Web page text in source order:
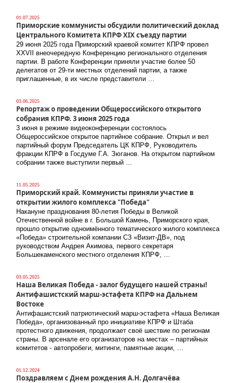
01.07.2025
Приморские коммунисты обсудили политический доклад
Центрального Комитета КПРФ XIX съезду партии
29 июня 2025 года Приморский краевой комитет КПРФ провел
XXVII внеочередную Конференцию регионального отделения
партии. В работе Конференции приняли участие более 50
делегатов от 29-ти местных отделений партии, а также
приглашенные, в их числе представители …
03.06.2025
Репортаж о проведении Общероссийского открытого
собрания КПРФ. 3 июня 2025 года
3 июня в режиме видеоконференции состоялось
Общероссийское открытое партийное собрание. Открыл и вел
партийный форум Председатель ЦК КПРФ, Руководитель
фракции КПРФ в Госдуме Г.А. Зюганов. На открытом партийном
собрании также выступили первый …
11.05.2025
Приморский край. Коммунисты приняли участие в
открытии жилого комплекса "Победа"
Накануне празднования 80-летия Победы в Великой
Отечественной войне в г. Большой Камень, Приморского края,
прошло открытие одноимённого тематического жилого комплекса
«Победа» строительной компании СЗ «Визит-ДВ», под
руководством Андрея Акимова, первого секретаря
Большекаменского местного отделения КПРФ, …
03.05.2025
Наша Великая Победа - залог будущего нашей страны!
Антифашистский марш-эстафета КПРФ на Дальнем
Востоке
Антифашистский патриотический марш-эстафета «Наша Великая
Победа», организованный про инициативе КПРФ и Штаба
протестного движения, продолжает своё шествие по регионам
страны. В арсенале его организаторов на местах – партийных
комитетов - автопробеги, митинги, памятные акции, …
01.12.2024
Поздравляем с Днем рождения А.Н. Долгачёва